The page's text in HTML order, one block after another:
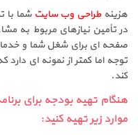
هزینهطراحی وب سایت شما با
صفحه ای برای شغل شما و
توجه اما کمتر از نمونه ای
کند.
هنگام تهیه بودجه برای
موارد زیر تهیه کنید: